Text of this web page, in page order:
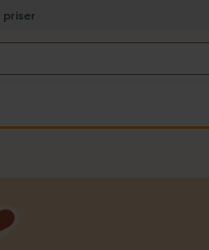
priser